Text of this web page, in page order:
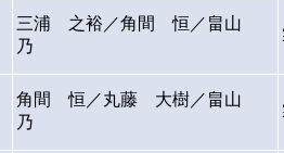
三浦 之裕／角間 恒／畠山
乃
角間 恒／丸藤 大樹／畠山
乃